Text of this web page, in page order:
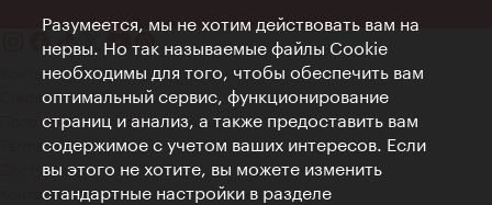
Контакт
Credits
Положение о конфиденциальности
Terms of Use
Доступность
Контакты для прессы
Разумеется, мы не хотим действовать вам на
нервы. Но так называемые файлы Cookie
необходимы для того, чтобы обеспечить вам
оптимальный сервис, функционирование
страниц и анализ, а также предоставить вам
содержимое с учетом ваших интересов. Если
вы этого не хотите, вы можете изменить
стандартные настройки в разделе